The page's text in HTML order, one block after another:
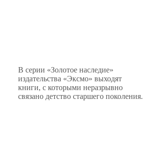
В серии «Золотое наследие»
издательства «Эксмо» выходят
книги, с которыми неразрывно
связано детство старшего поколения.